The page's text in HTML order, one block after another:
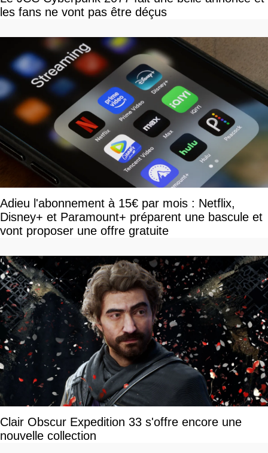
les fans ne vont pas être déçus
Adieu l'abonnement à 15€ par mois : Netflix,
Disney+ et Paramount+ préparent une bascule et
vont proposer une offre gratuite
Clair Obscur Expedition 33 s'offre encore une
nouvelle collection